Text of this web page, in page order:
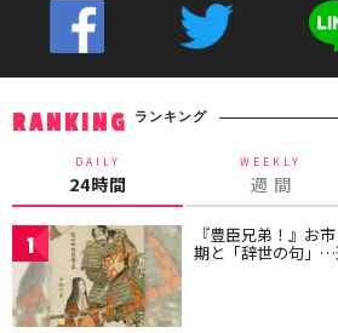
RANKING ランキング
DAILY
24時間
WEEKLY
週 間
1 『豊臣兄弟！』お
期と「辞世の句」…